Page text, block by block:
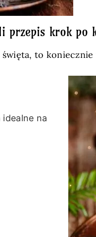
przepis krok po
to
na